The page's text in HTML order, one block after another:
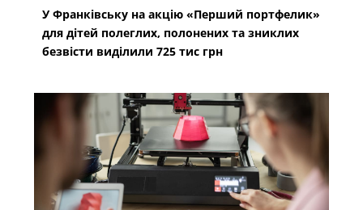
У Франківську на акцію «Перший портфелик»
для дітей полеглих, полонених та зниклих
безвісти виділили 725 тис грн